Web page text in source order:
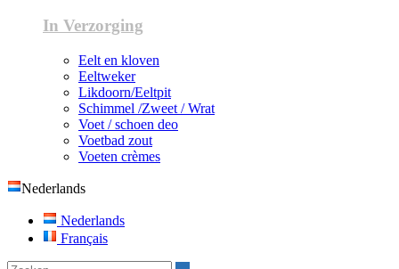
In Verzorging
Eelt en kloven
Eeltweker
Likdoorn/Eeltpit
Schimmel /Zweet / Wrat
Voet / schoen deo
Voetbad zout
Voeten crèmes
Nederlands
Nederlands
Français